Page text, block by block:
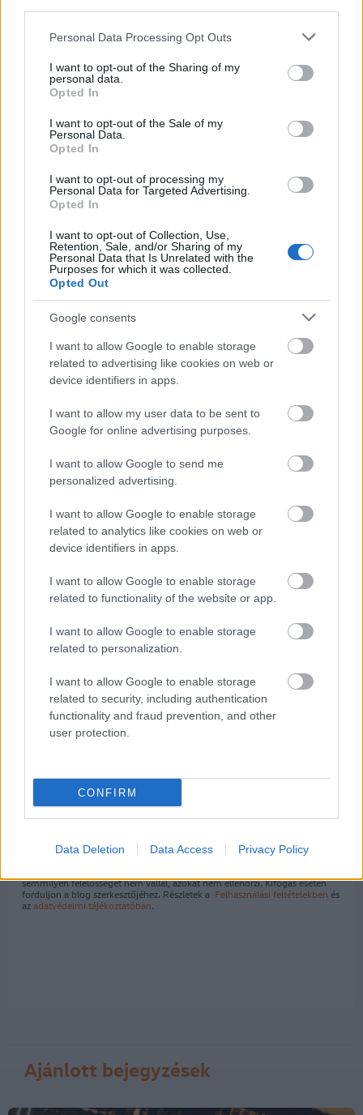
Please note that this website/app uses one or more Google
not limited to your visit or usage behaviour. You may click to
grant or deny consent to Google and its third-party tags to
use your data for below specified purposes in below Google
consent section.
Personal Data Processing Opt Outs
I want to opt-out of the Sharing of my
personal data.
Opted In
I want to opt-out of the Sale of my
Personal Data.
Opted In
I want to opt-out of processing my
Personal Data for Targeted Advertising.
Opted In
I want to opt-out of Collection, Use,
Retention, Sale, and/or Sharing of my
Personal Data that Is Unrelated with the
Purposes for which it was collected.
Opted Out
Google consents
I want to allow Google to enable storage
related to advertising like cookies on web or
device identifiers in apps.
I want to allow my user data to be sent to
Google for online advertising purposes.
I want to allow Google to send me
personalized advertising.
I want to allow Google to enable storage
related to analytics like cookies on web or
device identifiers in apps.
I want to allow Google to enable storage
related to functionality of the website or app.
I want to allow Google to enable storage
related to personalization.
I want to allow Google to enable storage
related to security, including authentication
functionality and fraud prevention, and other
user protection.
CONFIRM
Data Deletion Data Access Privacy Policy
wolfsburgi telephely az elektromos korszakban is a
történő áthelyezése helyet teremt a modern technológiák
számára. Az új SSP platformra akarjuk építeni a Golf
elektromos utódját, valamint a nagy példányszámú elektromos
T-Rocot. Ezáltal Wolfsburg lesz az új, tisztán elektromos
hajtású kompakt osztályunk fővárosa.”
Aktuális kínálatunk, kategóriák
Kommentek
vonatkozó jogszabályok
értelmében felhasználói
semmilyen felelősséget nem vállal, azokat nem ellenőrzi. Kifogás esetén
forduljon a blog szerkesztőjéhez. Részletek a Felhasználási feltételekben és
azadatvédelmi tájékoztatóban.
Ajánlott bejegyzések